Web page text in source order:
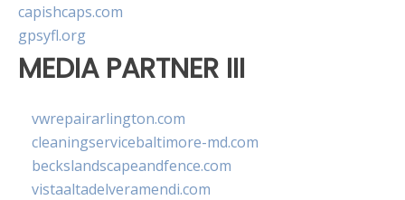
capishcaps.com
gpsyfl.org
MEDIA PARTNER III
vwrepairarlington.com
cleaningservicebaltimore-md.com
beckslandscapeandfence.com
vistaaltadelveramendi.com